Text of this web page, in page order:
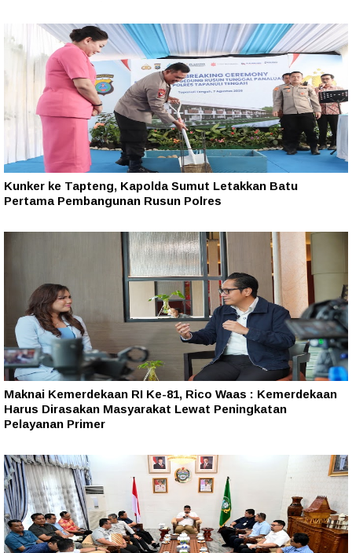
Kunker ke Tapteng, Kapolda Sumut Letakkan Batu
Pertama Pembangunan Rusun Polres
Maknai Kemerdekaan RI Ke-81, Rico Waas : Kemerdekaan
Harus Dirasakan Masyarakat Lewat Peningkatan
Pelayanan Primer